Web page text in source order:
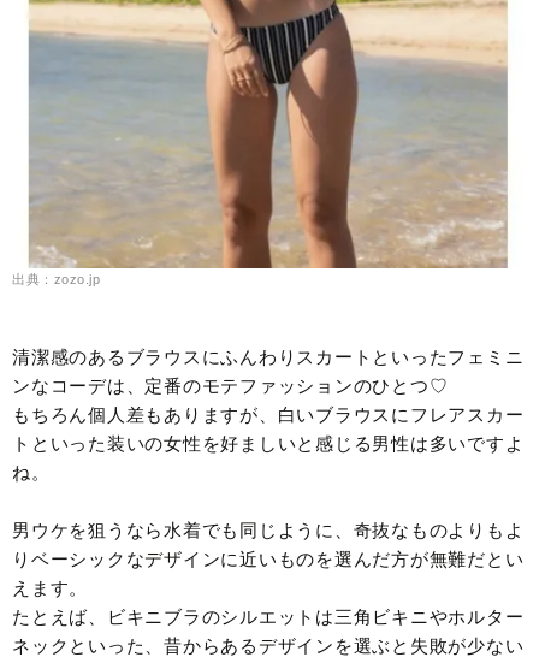
出典：zozo.jp
清潔感のあるブラウスにふんわりスカートといったフェミニ
ンなコーデは、定番のモテファッションのひとつ♡
もちろん個人差もありますが、白いブラウスにフレアスカー
トといった装いの女性を好ましいと感じる男性は多いですよ
ね。
男ウケを狙うなら水着でも同じように、奇抜なものよりもよ
りベーシックなデザインに近いものを選んだ方が無難だとい
えます。
たとえば、ビキニブラのシルエットは三角ビキニやホルター
ネックといった、昔からあるデザインを選ぶと失敗が少ない